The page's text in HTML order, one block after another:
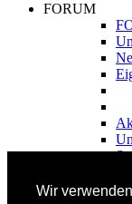
Wir
FORUM